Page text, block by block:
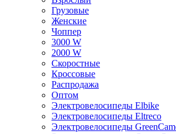
Грузовые
Женские
Чоппер
3000 W
2000 W
Скоростные
Кроссовые
Распродажа
Оптом
Электровелосипеды Elbike
Электровелосипеды Eltreco
Электровелосипеды